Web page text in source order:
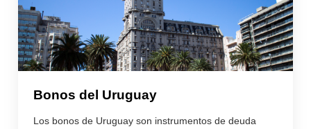
Bonos del Uruguay
Los bonos de Uruguay son instrumentos de deuda